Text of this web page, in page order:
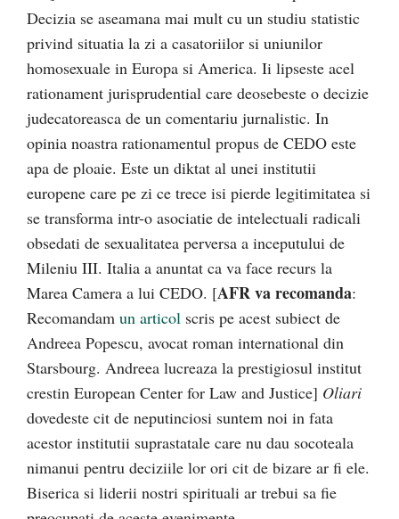
Decizia se aseamana mai mult cu un studiu statistic
privind situatia la zi a casatoriilor si uniunilor
homosexuale in Europa si America. Ii lipseste acel
rationament jurisprudential care deosebeste o decizie
judecatoreasca de un comentariu jurnalistic. In
opinia noastra rationamentul propus de CEDO este
apa de ploaie. Este un diktat al unei institutii
europene care pe zi ce trece isi pierde legitimitatea si
se transforma intr-o asociatie de intelectuali radicali
obsedati de sexualitatea perversa a inceputului de
Mileniu III. Italia a anuntat ca va face recurs la
Marea Camera a lui CEDO. [AFR va recomanda:
Recomandam un articol scris pe acest subiect de
Andreea Popescu, avocat roman international din
Starsbourg. Andreea lucreaza la prestigiosul institut
crestin European Center for Law and Justice] Oliari
dovedeste cit de neputinciosi suntem noi in fata
acestor institutii suprastatale care nu dau socoteala
nimanui pentru deciziile lor ori cit de bizare ar fi ele.
Biserica si liderii nostri spirituali ar trebui sa fie